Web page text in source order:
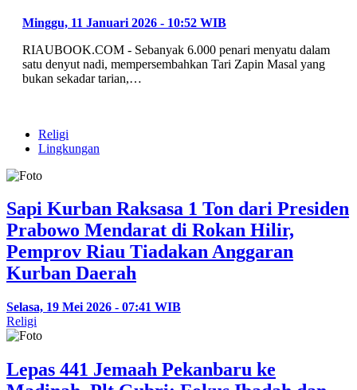
Minggu, 11 Januari 2026 - 10:52 WIB
RIAUBOOK.COM - Sebanyak 6.000 penari menyatu dalam
satu denyut nadi, mempersembahkan Tari Zapin Masal yang
bukan sekadar tarian,…
Religi
Lingkungan
Sapi Kurban Raksasa 1 Ton dari Presiden
Prabowo Mendarat di Rokan Hilir,
Pemprov Riau Tiadakan Anggaran
Kurban Daerah
Selasa, 19 Mei 2026 - 07:41 WIB
Religi
Lepas 441 Jemaah Pekanbaru ke